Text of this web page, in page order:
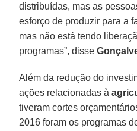
distribuídas, mas as
esforço de produzir para a
mas não está tendo
programas”, disse
Além da redução do
ações relacionadas à
tiveram cortes
2016 foram os programas